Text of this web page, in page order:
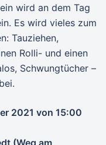
wird an dem Tag
Es wird vieles zum
Tauziehen,
Rolli- und einen
Schwungtücher –
2021 von 15:00